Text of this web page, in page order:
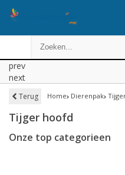
prev
next
Terug Home Dierenpak
Tijger hoofd
Onze top categorieen